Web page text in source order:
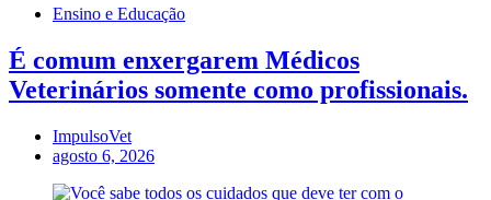
Ensino e Educação
É comum enxergarem Médicos
Veterinários somente como profissionais.
ImpulsoVet
agosto 6, 2026